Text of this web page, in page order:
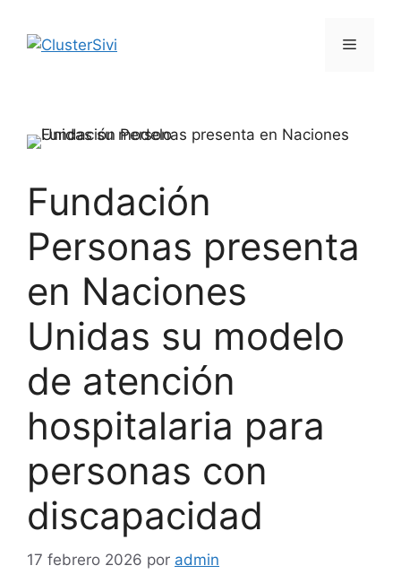
contenido
Menú
Fundación
Personas presenta
en Naciones
Unidas su modelo
de atención
hospitalaria para
personas con
discapacidad
17 febrero 2026 por admin